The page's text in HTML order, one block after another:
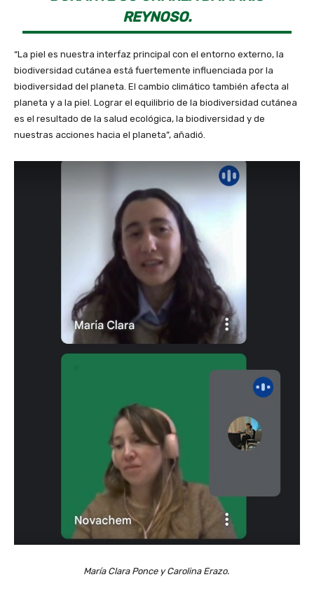
REYNOSO.
“La piel es nuestra interfaz principal con el entorno externo, la
biodiversidad cutánea está fuertemente influenciada por la
biodiversidad del planeta. El cambio climático también afecta al
planeta y a la piel. Lograr el equilibrio de la biodiversidad cutánea
es el resultado de la salud ecológica, la biodiversidad y de
nuestras acciones hacia el planeta”, añadió.
María Clara Ponce y Carolina Erazo.